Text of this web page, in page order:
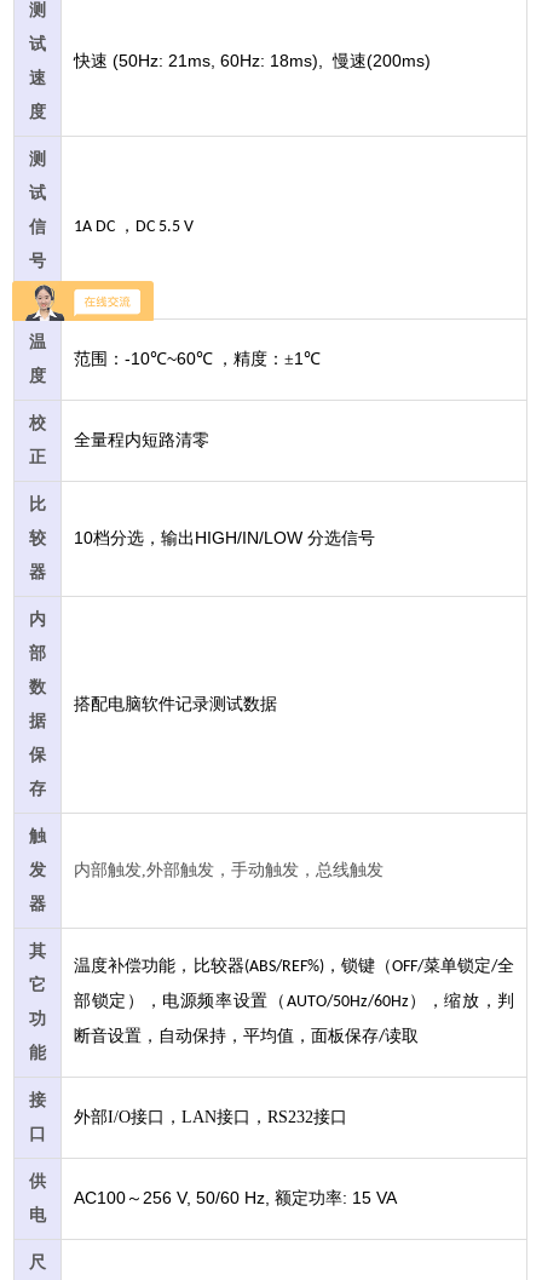
测
试
速
度
快速 (50Hz: 21ms, 60Hz: 18ms),慢速(200ms)
测
试
信
号
源
1A DC ， DC 5.5 V
温
度
范围：-10℃~60℃ ，精度：±1℃
校
正
全量程内短路清零
比
较
器
10档分选，输出 HIGH/IN/LOW分选信号
内
部
数
据
保
存
搭配电脑软件记录测试数据
触
发
器
内部触发,外部触发，手动触发，总线触发
其
它
功
能
温度补偿功能，比较器(ABS/REF%)，锁键（OFF/菜单锁定/全
部锁定），电源频率设置（ AUTO/50Hz/60Hz），缩放，判
断音设置，自动保持，平均值，面板保存/读取
接
口
外部I/O接口，LAN接口，RS232接口
供
电
AC100 ～256 V, 50/60 Hz,额定功率: 15 VA
尺